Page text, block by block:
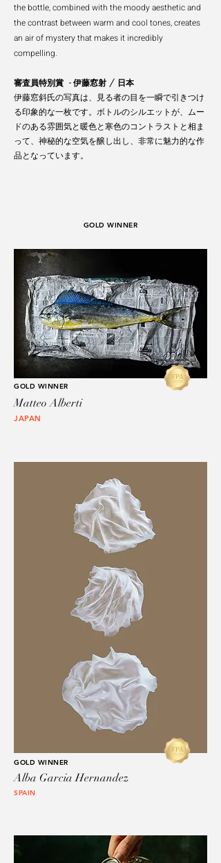
the bottle, combined with the moody aesthetic and
the contrast between warm and cool tones, creates
an air of mystery that makes it incredibly
compelling.
審査員特別賞 - 伊藤窓射 / 日本
伊藤窓斜氏の写真は、見る者の目を一瞬で引きつけ
る印象的な一枚です。ボトルのシルエットが、ムー
ドのある雰囲気と暖色と寒色のコントラストと相ま
って、神秘的な空気を醸し出し、非常に魅力的な作
品となっています。
GOLD WINNER
GOLD WINNER
Matteo Alberti
JAPAN
GOLD WINNER
Alba Garcia Hernandez
SPAIN